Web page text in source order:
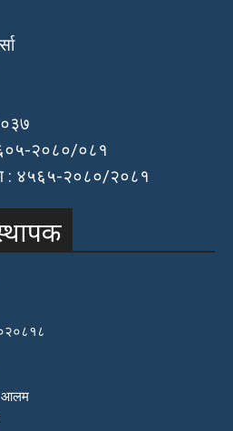
२०८०/०८१
: ४५६५-२०८०/२०८१
आलम